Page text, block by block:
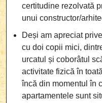
certitudine rezolvată
unui constructor/
Deși am apreciat
cu doi copii mici,
urcatul și coborâtul
activitate fizică în
încă din momentul în
apartamentele sunt